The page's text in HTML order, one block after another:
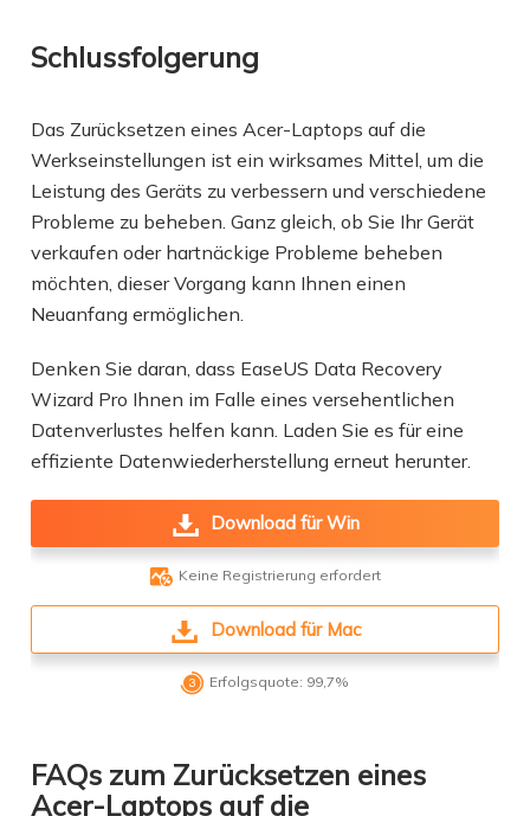
Schlussfolgerung
Das Zurücksetzen eines Acer-Laptops auf die
Werkseinstellungen ist ein wirksames Mittel, um die
Leistung des Geräts zu verbessern und verschiedene
Probleme zu beheben. Ganz gleich, ob Sie Ihr Gerät
verkaufen oder hartnäckige Probleme beheben
möchten, dieser Vorgang kann Ihnen einen
Neuanfang ermöglichen.
Denken Sie daran, dass EaseUS Data Recovery
Wizard Pro Ihnen im Falle eines versehentlichen
Datenverlustes helfen kann. Laden Sie es für eine
effiziente Datenwiederherstellung erneut herunter.
Download für Win
 Keine Registrierung erfordert
Download für Mac
 Erfolgsquote: 99,7%
FAQs zum Zurücksetzen eines
Acer-Laptops auf die